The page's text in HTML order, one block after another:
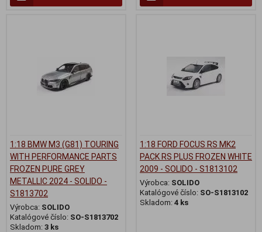
1:18 BMW M3 (G81) TOURING
WITH PERFORMANCE PARTS
FROZEN PURE GREY
METALLIC 2024 - SOLIDO -
S1813702
Výrobca: SOLIDO
Katalógové číslo: SO-S1813702
Skladom: 3 ks
1:18 FORD FOCUS RS MK2
PACK RS PLUS FROZEN WHITE
2009 - SOLIDO - S1813102
Výrobca: SOLIDO
Katalógové číslo: SO-S1813102
Skladom: 4 ks